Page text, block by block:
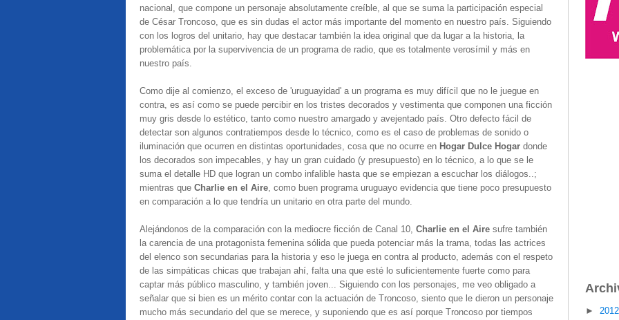
nacional, que compone un personaje absolutamente creíble, al que se suma la participación especial
de César Troncoso, que es sin dudas el actor más importante del momento en nuestro país. Siguiendo
con los logros del unitario, hay que destacar también la idea original que da lugar a la historia, la
problemática por la supervivencia de un programa de radio, que es totalmente verosímil y más en
nuestro país.
Como dije al comienzo, el exceso de 'uruguayidad' a un programa es muy difícil que no le juegue en
contra, es así como se puede percibir en los tristes decorados y vestimenta que componen una ficción
muy gris desde lo estético, tanto como nuestro amargado y avejentado país. Otro defecto fácil de
detectar son algunos contratiempos desde lo técnico, como es el caso de problemas de sonido o
iluminación que ocurren en distintas oportunidades, cosa que no ocurre en Hogar Dulce Hogar donde
los decorados son impecables, y hay un gran cuidado (y presupuesto) en lo técnico, a lo que se le
suma el detalle HD que logran un combo infalible hasta que se empiezan a escuchar los diálogos..;
mientras que Charlie en el Aire, como buen programa uruguayo evidencia que tiene poco presupuesto
en comparación a lo que tendría un unitario en otra parte del mundo.
Alejándonos de la comparación con la mediocre ficción de Canal 10, Charlie en el Aire sufre también
la carencia de una protagonista femenina sólida que pueda potenciar más la trama, todas las actrices
del elenco son secundarias para la historia y eso le juega en contra al producto, además con el respeto
de las simpáticas chicas que trabajan ahí, falta una que esté lo suficientemente fuerte como para
captar más público masculino, y también joven... Siguiendo con los personajes, me veo obligado a
señalar que si bien es un mérito contar con la actuación de Troncoso, siento que le dieron un personaje
mucho más secundario del que se merece, y suponiendo que es así porque Troncoso por tiempos
►